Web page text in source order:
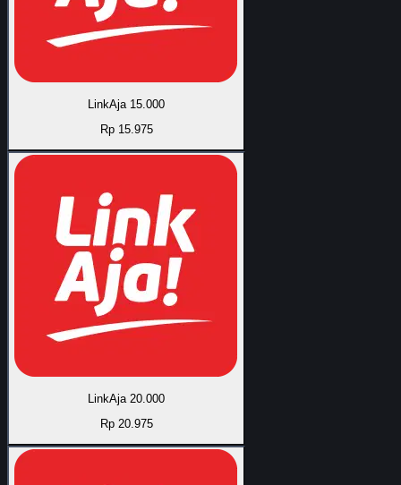
LinkAja 15.000
Rp 15.975
LinkAja 20.000
Rp 20.975